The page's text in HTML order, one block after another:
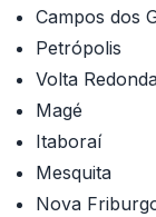
Campos dos
Petrópolis
Volta
Magé
Itaboraí
Mesquita
Nova